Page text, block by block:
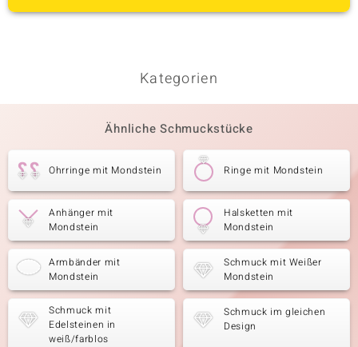
Kategorien
Ähnliche Schmuckstücke
Ohrringe mit Mondstein Ringe mit Mondstein
Anhänger mit
Mondstein
Halsketten mit
Mondstein
Armbänder mit
Mondstein
Schmuck mit Weißer
Mondstein
Schmuck mit
Edelsteinen in
weiß/farblos
Schmuck im gleichen
Design